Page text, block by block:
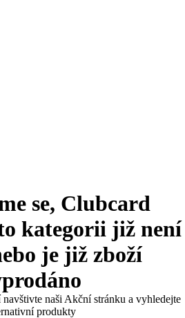
se, Clubcard
kategorii již není
je již zboží
naši Akční stránku a vyhledejte
produkty